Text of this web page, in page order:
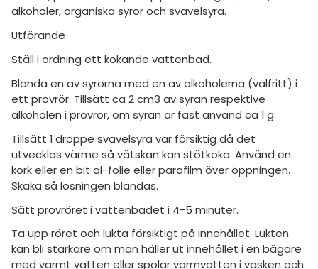
alkoholer, organiska syror och svavelsyra.
Utförande
Ställ i ordning ett kokande vattenbad.
Blanda en av syrorna med en av alkoholerna (valfritt) i
ett provrör. Tillsätt ca 2 cm3 av syran respektive
alkoholen i provrör, om syran är fast använd ca 1 g.
Tillsätt 1 droppe svavelsyra var försiktig då det
utvecklas värme så vätskan kan stötkoka. Använd en
kork eller en bit al-folie eller parafilm över öppningen.
Skaka så lösningen blandas.
Sätt provröret i vattenbadet i 4-5 minuter.
Ta upp röret och lukta försiktigt på innehållet. Lukten
kan bli starkare om man häller ut innehållet i en bägare
med varmt vatten eller spolar varmvatten i vasken och